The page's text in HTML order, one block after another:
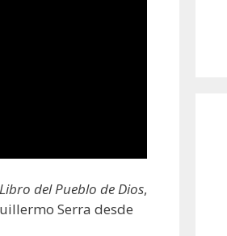
Libro del Pueblo de Dios,
Serra desde